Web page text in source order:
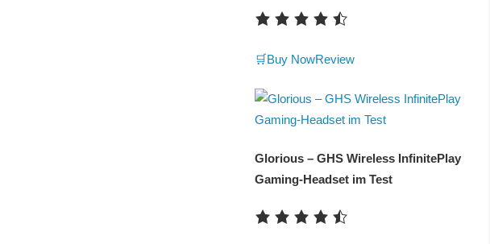
🛒Buy NowReview
Glorious – GHS Wireless InfinitePlay
Gaming-Headset im Test